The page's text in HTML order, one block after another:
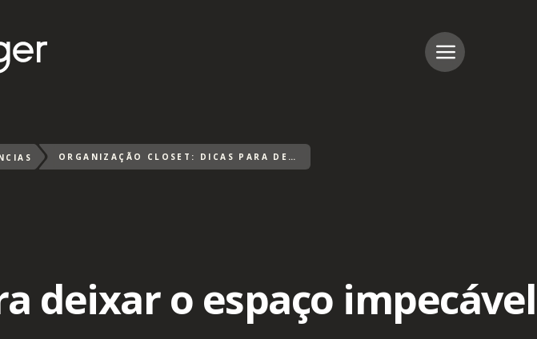
ORGANIZAÇÃO CLOSET: DICAS PARA DEIXAR O ESPAÇO IMPECÁVEL
deixar o espaço impecável